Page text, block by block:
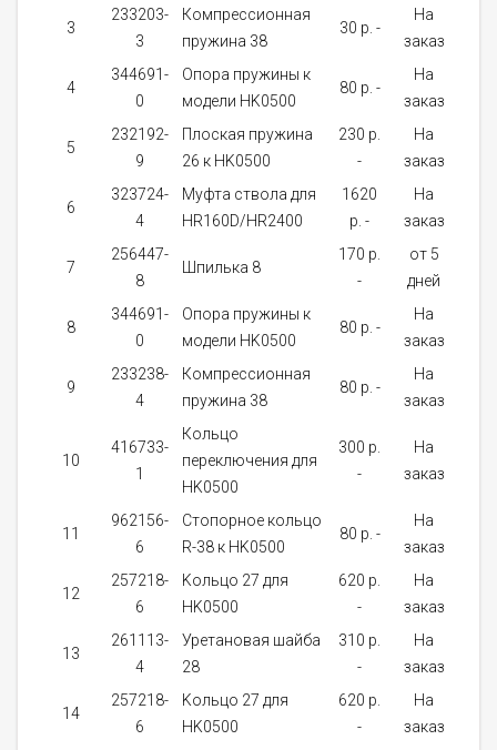
3
233203-
3
Компрессионная
пружина 38
30 p. -
На
заказ
4
344691-
0
Опора пружины к
модели HK0500
80 p. -
На
заказ
5
232192-
9
Плоская пружина
26 к HK0500
230 p.
-
На
заказ
6
323724-
4
Муфта ствола для
HR160D/HR2400
1620
p. -
На
заказ
7
256447-
8
Шпилька 8
170 p.
-
от 5
дней
8
344691-
0
Опора пружины к
модели HK0500
80 p. -
На
заказ
9
233238-
4
Компрессионная
пружина 38
80 p. -
На
заказ
10
416733-
1
Кольцо
переключения для
HK0500
300 p.
-
На
заказ
11
962156-
6
Стопорное кольцо
R-38 к HK0500
80 p. -
На
заказ
12
257218-
6
Kольцо 27 для
HK0500
620 p.
-
На
заказ
13
261113-
4
Уретановая шайба
28
310 p.
-
На
заказ
14
257218-
6
Kольцо 27 для
HK0500
620 p.
-
На
заказ